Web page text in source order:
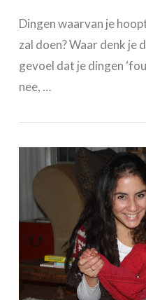
Dingen waarvan je
zal doen? Waar denk je
gevoel dat je dingen
nee, …